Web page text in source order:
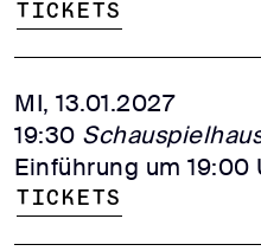
Tickets
MI, 13.01.2027
19:30
Einführung um 19:00
Tickets